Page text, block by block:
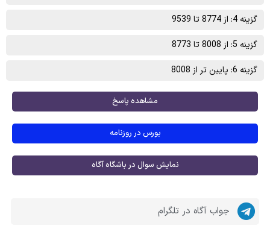
گزینه 4: از 8774 تا 9539
گزینه 5: از 8008 تا 8773
گزینه 6: پایین تر از 8008
مشاهده پاسخ
بورس در روزنامه
نمایش سوال در باشگاه آگاه
جواب آگاه در تلگرام